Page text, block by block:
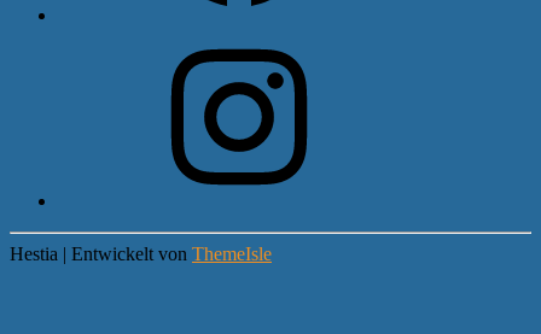
Hestia | Entwickelt von ThemeIsle